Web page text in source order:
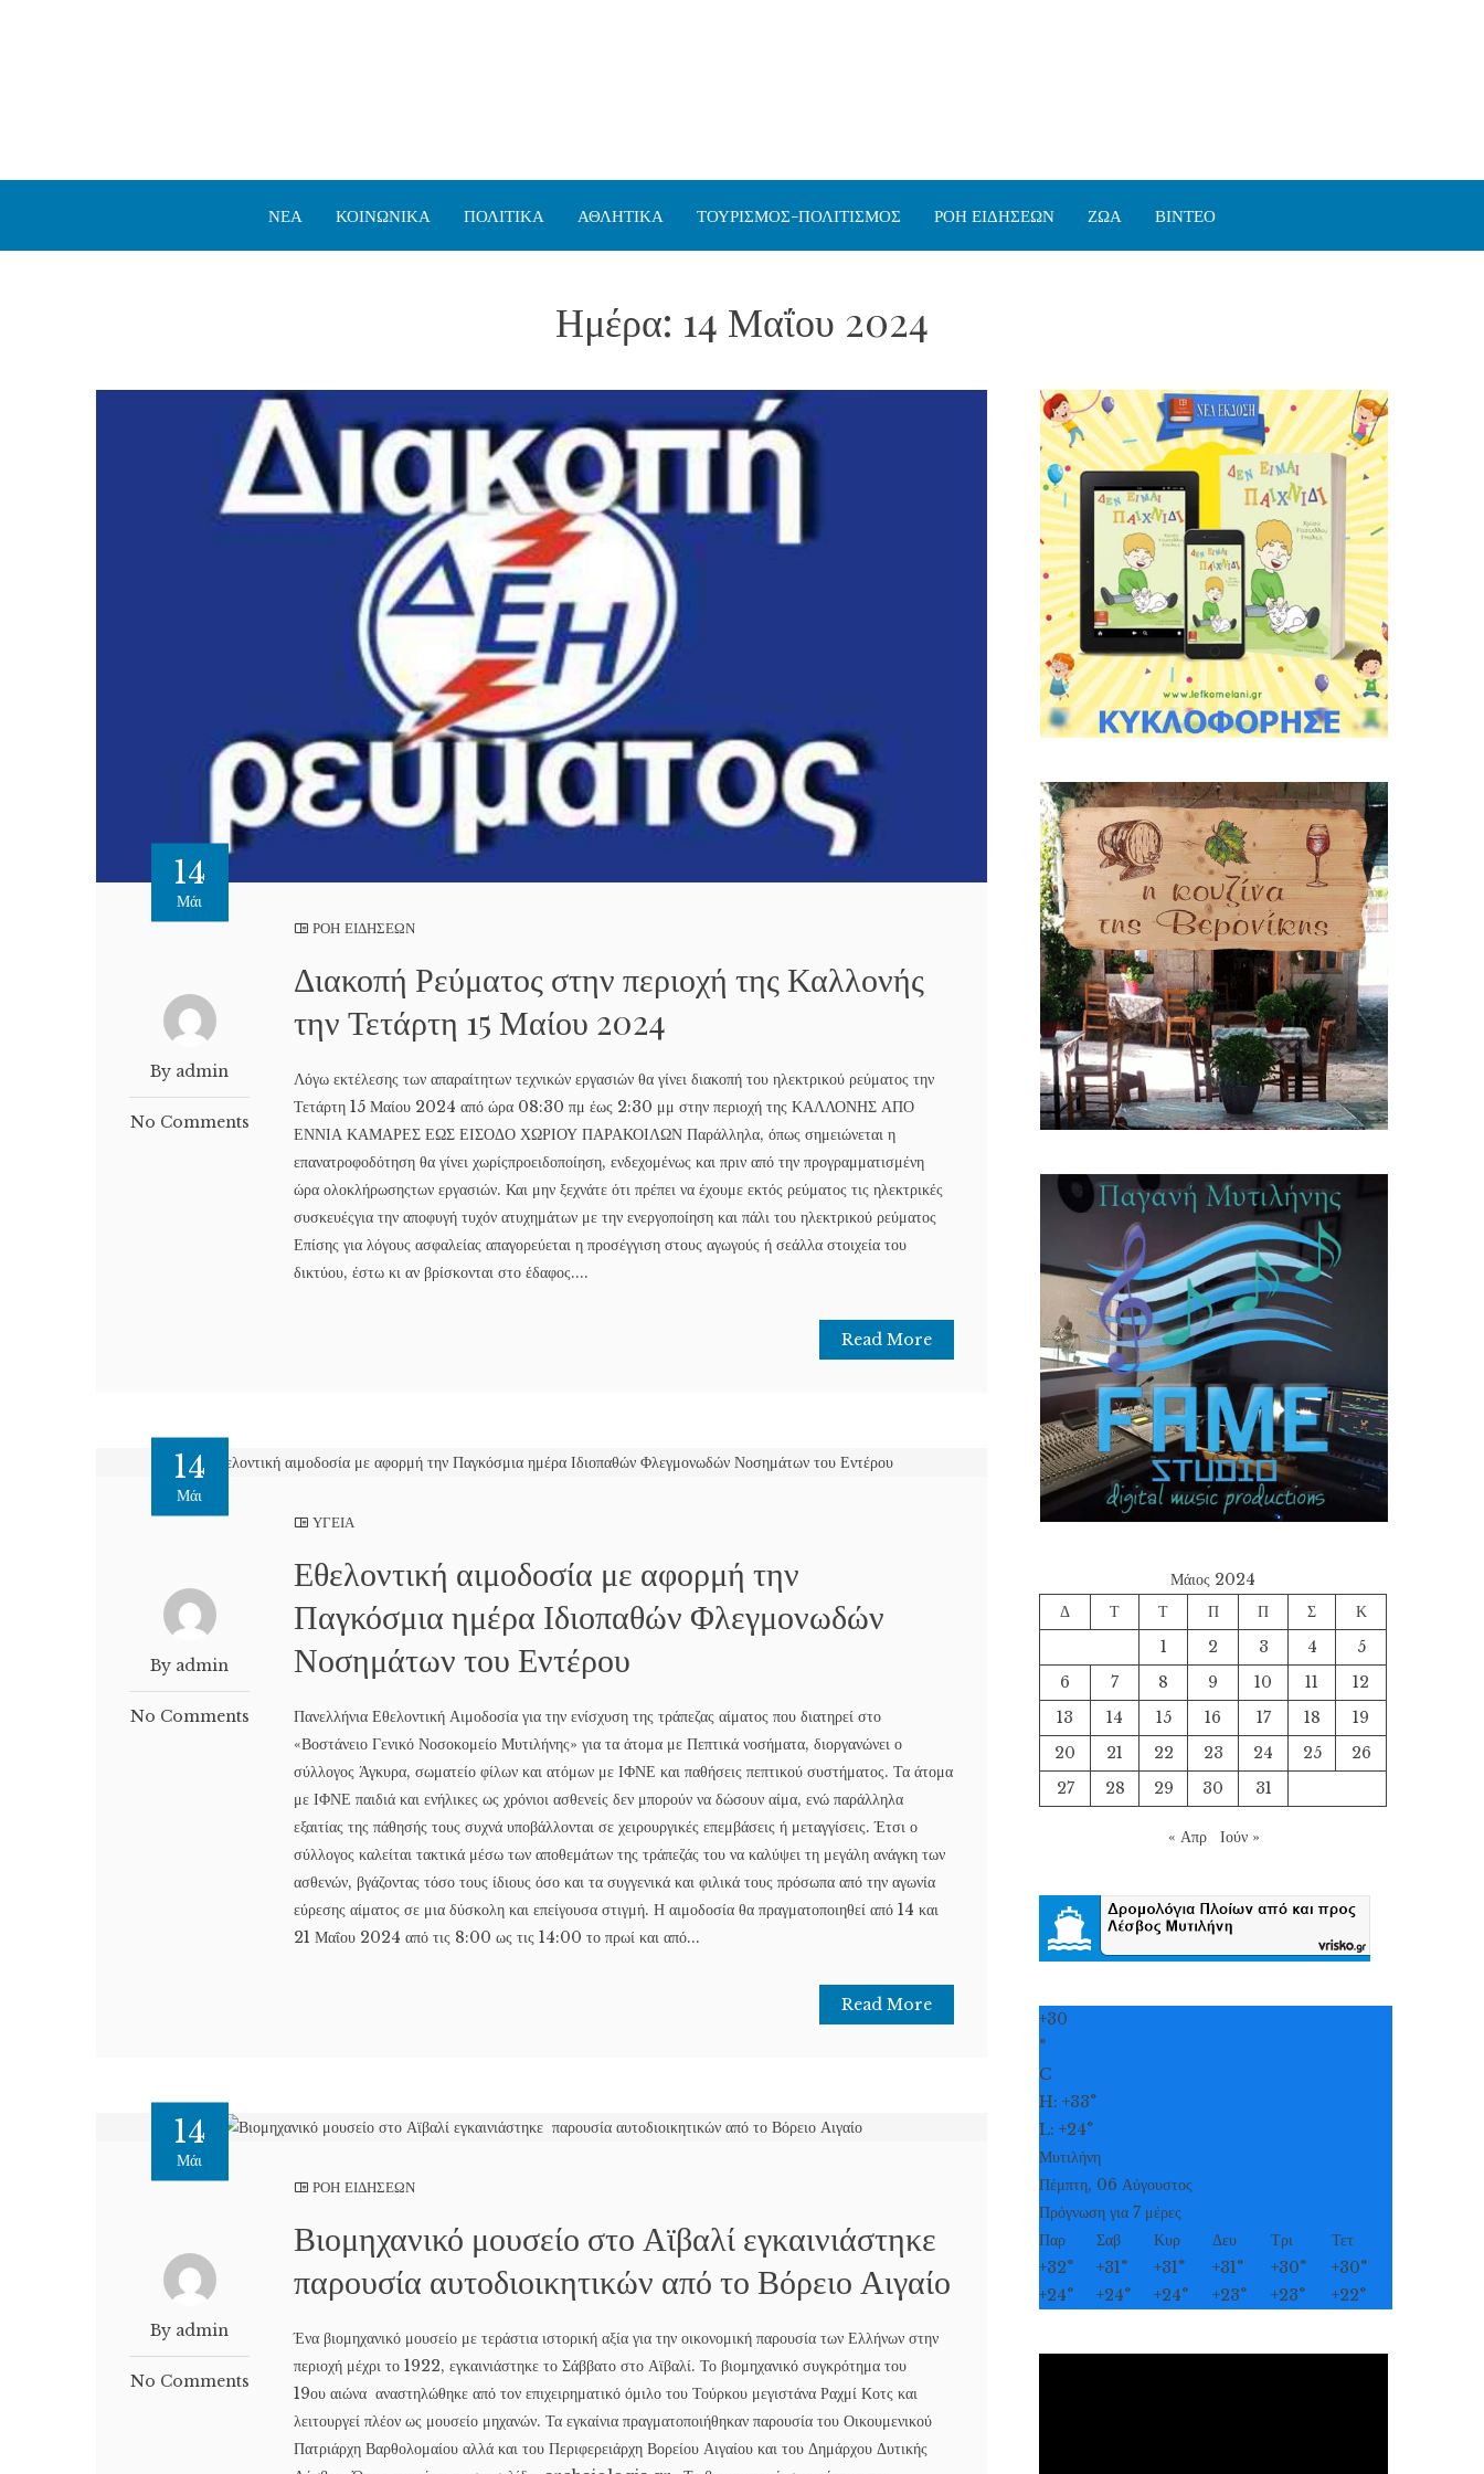
ΝΕΑ ΚΟΙΝΩΝΙΚΑ ΠΟΛΙΤΙΚΑ ΑΘΛΗΤΙΚΑ ΤΟΥΡΙΣΜΟΣ-ΠΟΛΙΤΙΣΜΟΣ ΡΟΗ ΕΙΔΗΣΕΩΝ ΖΩΑ ΒΙΝΤΕΟ
Ημέρα: 14 Μαΐου 2024
14
Μάι
By admin
No Comments
ΡΟΗ ΕΙΔΗΣΕΩΝ
Διακοπή Ρεύματος στην περιοχή της Καλλονής
την Τετάρτη 15 Μαίου 2024
Λόγω εκτέλεσης των απαραίτητων τεχνικών εργασιών θα γίνει διακοπή του ηλεκτρικού ρεύματος την
Τετάρτη 15 Μαίου 2024 από ώρα 08:30 πμ έως 2:30 μμ στην περιοχή της ΚΑΛΛΟΝΗΣ ΑΠΟ
ΕΝΝΙΑ ΚΑΜΑΡΕΣ ΕΩΣ ΕΙΣΟΔΟ ΧΩΡΙΟΥ ΠΑΡΑΚΟΙΛΩΝ Παράλληλα, όπως σημειώνεται η
επανατροφοδότηση θα γίνει χωρίςπροειδοποίηση, ενδεχομένως και πριν από την προγραμματισμένη
ώρα ολοκλήρωσηςτων εργασιών. Και μην ξεχνάτε ότι πρέπει να έχουμε εκτός ρεύματος τις ηλεκτρικές
συσκευέςγια την αποφυγή τυχόν ατυχημάτων με την ενεργοποίηση και πάλι του ηλεκτρικού ρεύματος
Επίσης για λόγους ασφαλείας απαγορεύεται η προσέγγιση στους αγωγούς ή σεάλλα στοιχεία του
δικτύου, έστω κι αν βρίσκονται στο έδαφος....
Read More
14
Μάι
By admin
No Comments
ΥΓΕΙΑ
Εθελοντική αιμοδοσία με αφορμή την
Παγκόσμια ημέρα Ιδιοπαθών Φλεγμονωδών
Νοσημάτων του Εντέρου
Πανελλήνια Εθελοντική Αιμοδοσία για την ενίσχυση της τράπεζας αίματος που διατηρεί στο
«Βοστάνειο Γενικό Νοσοκομείο Μυτιλήνης» για τα άτομα με Πεπτικά νοσήματα, διοργανώνει ο
σύλλογος Άγκυρα, σωματείο φίλων και ατόμων με ΙΦΝΕ και παθήσεις πεπτικού συστήματος. Τα άτομα
με ΙΦΝΕ παιδιά και ενήλικες ως χρόνιοι ασθενείς δεν μπορούν να δώσουν αίμα, ενώ παράλληλα
εξαιτίας της πάθησής τους συχνά υποβάλλονται σε χειρουργικές επεμβάσεις ή μεταγγίσεις. Έτσι ο
σύλλογος καλείται τακτικά μέσω των αποθεμάτων της τράπεζάς του να καλύψει τη μεγάλη ανάγκη των
ασθενών, βγάζοντας τόσο τους ίδιους όσο και τα συγγενικά και φιλικά τους πρόσωπα από την αγωνία
εύρεσης αίματος σε μια δύσκολη και επείγουσα στιγμή. Η αιμοδοσία θα πραγματοποιηθεί από 14 και
21 Μαΐου 2024 από τις 8:00 ως τις 14:00 το πρωί και από...
Read More
14
Μάι
By admin
No Comments
ΡΟΗ ΕΙΔΗΣΕΩΝ
Βιομηχανικό μουσείο στο Αϊβαλί εγκαινιάστηκε
παρουσία αυτοδιοικητικών από το Βόρειο Αιγαίο
Ένα βιομηχανικό μουσείο με τεράστια ιστορική αξία για την οικονομική παρουσία των Ελλήνων στην
περιοχή μέχρι το 1922, εγκαινιάστηκε το Σάββατο στο Αϊβαλί. Το βιομηχανικό συγκρότημα του
19ου αιώνα αναστηλώθηκε από τον επιχειρηματικό όμιλο του Τούρκου μεγιστάνα Ραχμί Κοτς και
λειτουργεί πλέον ως μουσείο μηχανών. Τα εγκαίνια πραγματοποιήθηκαν παρουσία του Οικουμενικού
Πατριάρχη Βαρθολομαίου αλλά και του Περιφερειάρχη Βορείου Αιγαίου και του Δημάρχου Δυτικής
Μάιος 2024
Δ
Τ Τ Π Π Σ
Κ
1
2 3 4
5
6
7 8 9 10 11
12
13
14 15 16 17 18
19
20
21 22 23 24 25
26
27
28 29 30 31
« Απρ Ιούν »
+30
°
C
H:+33°
L:+24°
Μυτιλήνη
Πέμπτη, 06 Αύγουστος
Πρόγνωση για 7 μέρες
Παρ
Σαβ Κυρ Δευ Τρι
Τετ
+32° +31° +31° +31° +30° +30°
+24° +24° +24° +23° +23° +22°